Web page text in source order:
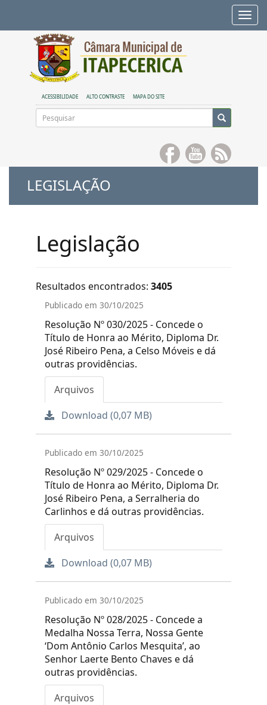
ACESSIBILIDADE ALTO CONTRASTE MAPA DO SITE
LEGISLAÇÃO
Legislação
Resultados encontrados: 3405
Publicado em 30/10/2025
Resolução Nº 030/2025 - Concede o
Título de Honra ao Mérito, Diploma Dr.
José Ribeiro Pena, a Celso Móveis e dá
outras providências.
Arquivos
Download (0,07 MB)
Publicado em 30/10/2025
Resolução Nº 029/2025 - Concede o
Título de Honra ao Mérito, Diploma Dr.
José Ribeiro Pena, a Serralheria do
Carlinhos e dá outras providências.
Arquivos
Download (0,07 MB)
Publicado em 30/10/2025
Resolução Nº 028/2025 - Concede a
Medalha Nossa Terra, Nossa Gente
‘Dom Antônio Carlos Mesquita’, ao
Senhor Laerte Bento Chaves e dá
outras providências.
Arquivos